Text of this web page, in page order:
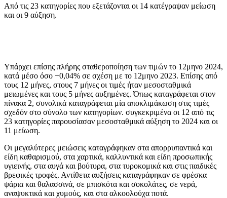
Από τις 23 κατηγορίες που εξετάζονται οι 14 κατέγραψαν μείωση
και οι 9 αύξηση.
Υπάρχει επίσης πλήρης σταθεροποίηση των τιμών το 12μηνο 2024,
κατά μέσο όσο +0,04% σε σχέση με το 12μηνο 2023. Επίσης από
τους 12 μήνες, στους 7 μήνες οι τιμές ήταν μεσοσταθμικά
μειωμένες και τους 5 μήνες αυξημένες. Όπως καταγράφεται στον
πίνακα 2, συνολικά καταγράφεται μία αποκλιμάκωση στις τιμές
σχεδόν στο σύνολο των κατηγορίων. συγκεκριμένα οι 12 από τις
23 κατηγορίες παρουσίασαν μεσοσταθμικά αύξηση το 2024 και οι
11 μείωση.
Οι μεγαλύτερες μειώσεις καταγράφηκαν στα απορρυπαντικά και
είδη καθαρισμού, στα χαρτικά, καλλυντικά και είδη προσωπικής
υγιεινής, στα αυγά και βούτυρα, στα τυροκομικά και στις παιδικές
βρεφικές τροφές. Αντίθετα αυξήσεις καταγράφηκαν σε φρέσκα
ψάρια και θαλασσινά, σε μπισκότα και σοκολάτες, σε νερά,
αναψυκτικά και χυμούς, και στα αλκοολούχα ποτά.